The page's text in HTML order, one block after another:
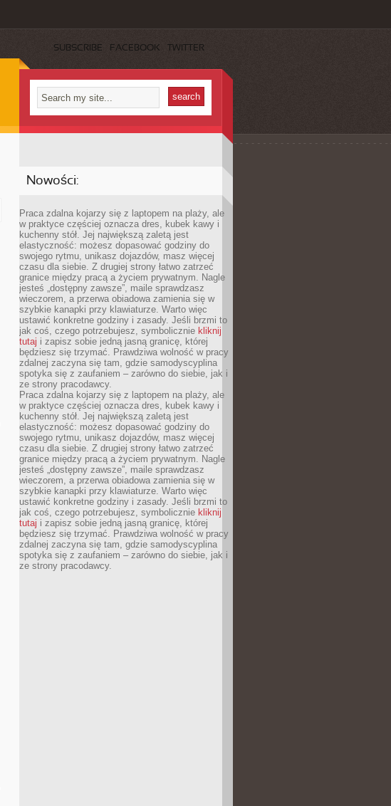
SUBSCRIBE FACEBOOK TWITTER
Nowości:
Praca zdalna kojarzy się z laptopem na plaży, ale
w praktyce częściej oznacza dres, kubek kawy i
kuchenny stół. Jej największą zaletą jest
elastyczność: możesz dopasować godziny do
swojego rytmu, unikasz dojazdów, masz więcej
czasu dla siebie. Z drugiej strony łatwo zatrzeć
granice między pracą a życiem prywatnym. Nagle
jesteś „dostępny zawsze”, maile sprawdzasz
wieczorem, a przerwa obiadowa zamienia się w
szybkie kanapki przy klawiaturze. Warto więc
ustawić konkretne godziny i zasady. Jeśli brzmi to
jak coś, czego potrzebujesz, symbolicznie kliknij
tutaj i zapisz sobie jedną jasną granicę, której
będziesz się trzymać. Prawdziwa wolność w pracy
zdalnej zaczyna się tam, gdzie samodyscyplina
spotyka się z zaufaniem – zarówno do siebie, jak i
ze strony pracodawcy.
Praca zdalna kojarzy się z laptopem na plaży, ale
w praktyce częściej oznacza dres, kubek kawy i
kuchenny stół. Jej największą zaletą jest
elastyczność: możesz dopasować godziny do
swojego rytmu, unikasz dojazdów, masz więcej
czasu dla siebie. Z drugiej strony łatwo zatrzeć
granice między pracą a życiem prywatnym. Nagle
jesteś „dostępny zawsze”, maile sprawdzasz
wieczorem, a przerwa obiadowa zamienia się w
szybkie kanapki przy klawiaturze. Warto więc
ustawić konkretne godziny i zasady. Jeśli brzmi to
jak coś, czego potrzebujesz, symbolicznie kliknij
tutaj i zapisz sobie jedną jasną granicę, której
będziesz się trzymać. Prawdziwa wolność w pracy
zdalnej zaczyna się tam, gdzie samodyscyplina
spotyka się z zaufaniem – zarówno do siebie, jak i
ze strony pracodawcy.